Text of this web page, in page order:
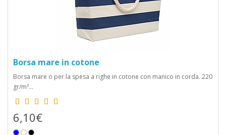
Borsa mare in cotone
Borsa mare o per la spesa a righe in cotone con manico in corda. 220
gr/m²...
6,10€